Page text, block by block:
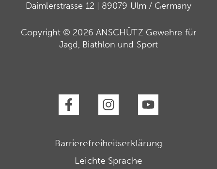
Daimlerstrasse 12 | 89079 Ulm / Germany
Copyright © 2026 ANSCHÜTZ Gewehre für
Jagd, Biathlon und Sport
Barrierefreiheitserklärung
Leichte Sprache